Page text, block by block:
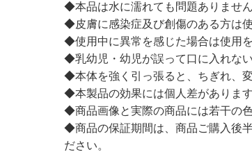
◆本品は水に濡れても問題ありませ
◆皮膚に感染症及び創傷のある方は
◆使用中に異常を感じた場合は使用
◆乳幼児・幼児が誤って口に入れな
◆本体を強く引っ張ると、ちぎれ、
◆本製品の効果には個人差があります
◆商品画像と実際の商品には若干の色
◆商品の保証期間は、商品ご購入後
ださい。